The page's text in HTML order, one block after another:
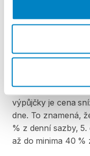
ve výši 5 000 Kč.
nebo kartou při
produktu je záloha
automaticky
výpůjčky počínaje
výpůjčky je cena
dne. To znamená,
% z denní sazby, 5.
až do minima 40 %